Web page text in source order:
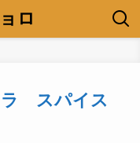
ロ
スパイス